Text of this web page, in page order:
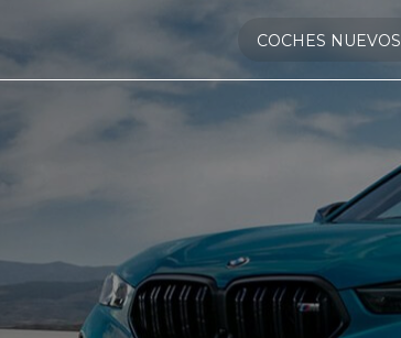
COCHES NUEVOS